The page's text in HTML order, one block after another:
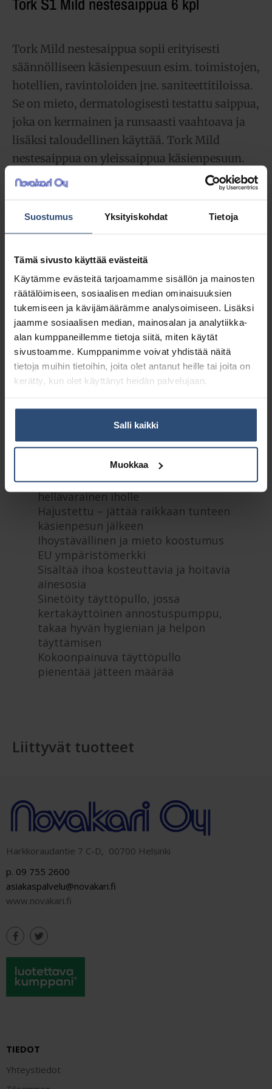
Suostumus Yksityiskohdat Tietoja
Tämä sivusto käyttää evästeitä
Käytämme evästeitä tarjoamamme sisällön ja mainosten
räätälöimiseen, sosiaalisen median ominaisuuksien
tukemiseen ja kävijämäärämme analysoimiseen. Lisäksi
jaamme sosiaalisen median, mainosalan ja analytiikka-
alan kumppaneillemme tietoja siitä, miten käytät
sivustoamme. Kumppanimme voivat yhdistää näitä
tietoja muihin tietoihin, joita olet antanut heille tai joita on
kerätty, kun olet käyttänyt heidän palvelujaan.
Salli kaikki
Muokkaa
Tork Mild nestesaippua sopii erityisesti
säännölliseen käsienpesuun esim. toimistojen,
hotellien, ravintoloiden jne. saniteettitiloissa.
Se on mieto, dermatologisesti testattu saippua,
joka on kermainen ja runsaasti vaahtoava ja
lisäksi taloudellinen käyttää. Tork Mild
nestesaippua on yleissaippua käsienpesuun.
(70,95€ sis. alv 25.5%)
Yhteensä: 56,53 €
Tuotetunnus (SKU):420501
Osasto:Saippua-annostelijapakkaukset
Kuvaus
Lisätiedot
Erinomainen kaikenlaiseen
normaaliin käsien pesuun
Puhdistaa ja hoitaa ihoa -
hellävarainen iholle
Hajustettu – jättää raikkaan tunteen
käsienpesun jälkeen
Ihoystävällinen ja mieto koostumus
EU ympäristömerkki
Sisältää ihoa kosteuttavia ja hoitavia
ainesosia
Sinetöity täyttöpullo, jossa
kertakäyttöinen annostuspumppu,
takaa hyvän hygienian ja helpon
täyttämisen
Kokoonpainuva täyttöpullo
pienentää jätteen määrää
Liittyvät tuotteet
Harkkoraudantie 7 C-D, 00700 Helsinki
p. 09 755 2600
asiakaspalvelu@novakari.fi
www.novakari.fi
TIEDOT
Yhteystiedot